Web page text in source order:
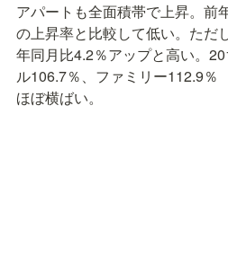
アパートも全面積帯で上昇。前
の上昇率と比較して低い。ただ
年同月比4.2％アップと高い。
ル106.7％、ファミリー112.9％
ほぼ横ばい。